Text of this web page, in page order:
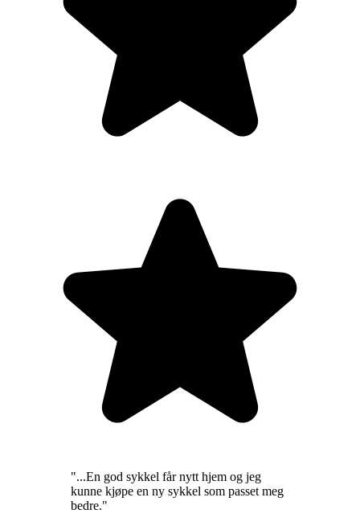
"...En god sykkel får nytt hjem og jeg
kunne kjøpe en ny sykkel som passet meg
bedre."